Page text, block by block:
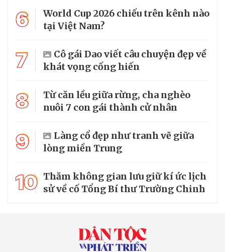
6
World Cup 2026 chiếu trên kênh nào
tại Việt Nam?
7
Cô gái Dao viết câu chuyện đẹp về
khát vọng cống hiến
8
Từ căn lều giữa rừng, cha nghèo
nuôi 7 con gái thành cử nhân
9
Làng cổ đẹp như tranh vẽ giữa
lòng miền Trung
10 Thăm không gian lưu giữ kí ức lịch
sử về cố Tổng Bí thư Trường Chinh